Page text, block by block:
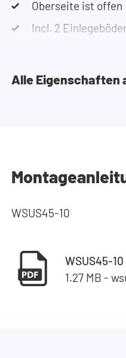
Oberseite ist offen
Incl. 2
Alle Eigenschaften
WSUS45-10
WSUS45-10
1.27 MB -